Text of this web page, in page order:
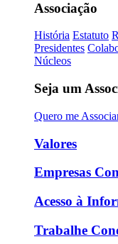
Associação
História Estatuto
Presidentes
Núcleos
Seja um
Quero me
Valores
Empresas
Acesso à
Trabalhe